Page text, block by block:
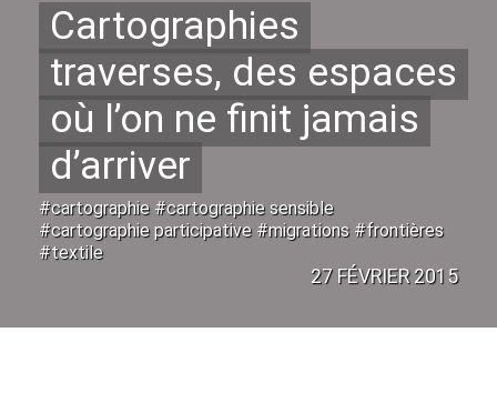
Cartographies
traverses, des espaces
où l’on ne finit jamais
d’arriver
#cartographie #cartographie sensible
#cartographie participative #migrations #frontières
#textile
27 FÉVRIER 2015